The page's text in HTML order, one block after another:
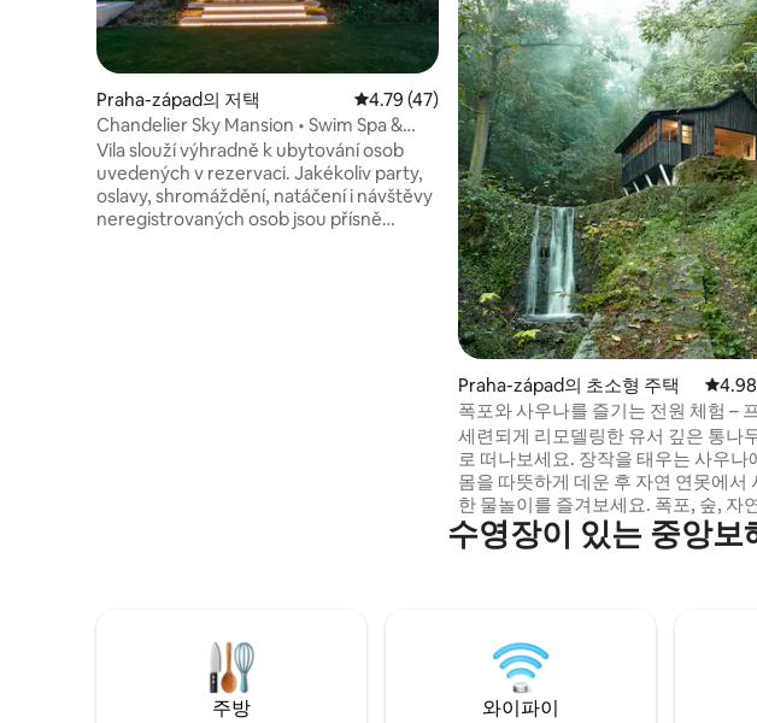
Praha-západ의 저택 평점 4.79점(5점 만점), 후기 47개
4.79 (47)
Chandelier Sky Mansion • Swim Spa &
Sauna
Vila slouží výhradně k ubytování osob
uvedených v rezervaci. Jakékoliv party,
oslavy, shromáždění, natáčení i návštěvy
neregistrovaných osob jsou přísně
Praha-západ의 초소형 주택 평점
폭포와 사우나를 즐기는 전원 체험 –
30분
세련되게 리모델링한 유서 깊은 통나
로 떠나보세요. 장작을 태우는 사우나
몸을 따뜻하게 데운 후 자연 연못에서
한 물놀이를 즐겨보세요. 폭포, 숲, 자
소리를 즐겨보세요. 벽난로 옆에서 느
휴식을 즐기세요. 보워스 & 윌킨스 사
련되어 있습니다. 델 모니터를 꺼내 로
한 숙박을 즐기거나 원격 작업을 하기
벽한 곳입니다. 프라하에서 단 30분
있습니다.
수영장이 있는 중앙
주방 와이파이